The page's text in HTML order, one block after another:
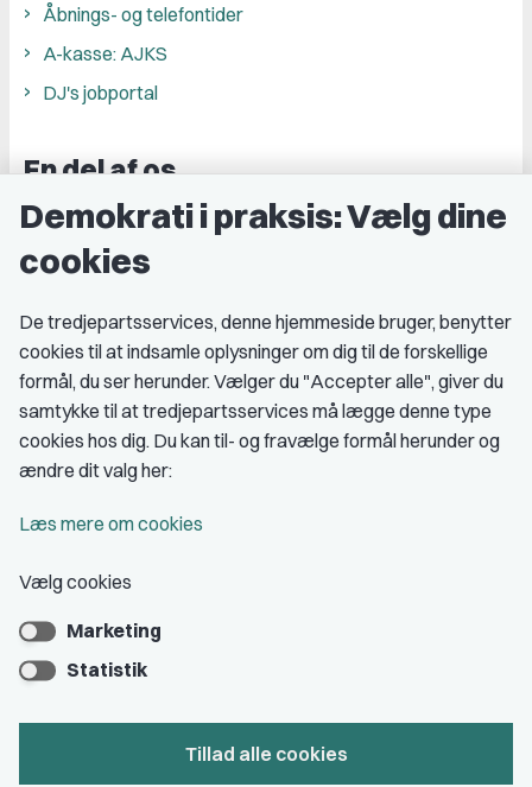
Åbnings- og telefontider
A-kasse: AJKS
DJ's jobportal
En del af os
Grupper og kredse
Studenterorganisationer
Medlemskab
Fordele som medlem
Kontingent
Bliv medlem
Demokrati i praksis: Vælg dine
cookies
De tredjepartsservices, denne hjemmeside bruger, benytter
cookies til at indsamle oplysninger om dig til de forskellige
formål, du ser herunder. Vælger du "Accepter alle", giver du
samtykke til at tredjepartsservices må lægge denne type
cookies hos dig. Du kan til- og fravælge formål herunder og
ændre dit valg her:
Læs mere om cookies
Vælg cookies
Marketing
Statistik
Tillad alle cookies